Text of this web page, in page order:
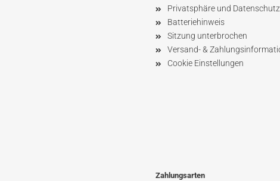
Privatsphäre und Datenschutz
Batteriehinweis
Sitzung unterbrochen
Versand- &
Cookie Einstellungen
Zahlungsarten